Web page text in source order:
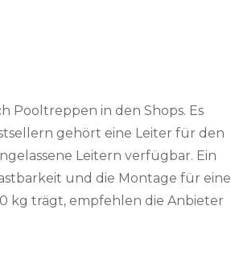
Pooltreppen in den Shops. Es
gehört eine Leiter für den
Leitern verfügbar. Ein
und die Montage für eine
kg trägt, empfehlen die Anbieter